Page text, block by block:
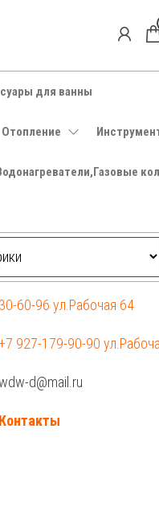
для ванны
Отопление
30-60-96 ул.Рабочая 64
927-179-90-90
d@mail.ru
Контакты